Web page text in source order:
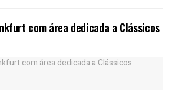
com área dedicada a Clássicos